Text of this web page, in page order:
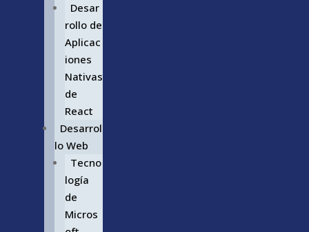
Desar
rollo de
Aplicac
iones
Nativas
de
React
Desarrol
lo Web
Tecno
logía
de
Micros